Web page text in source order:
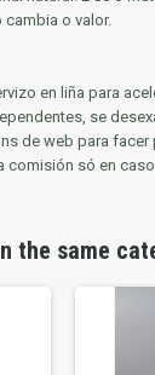
o valor.
en liña para
se
de web para
comisión só en
the same